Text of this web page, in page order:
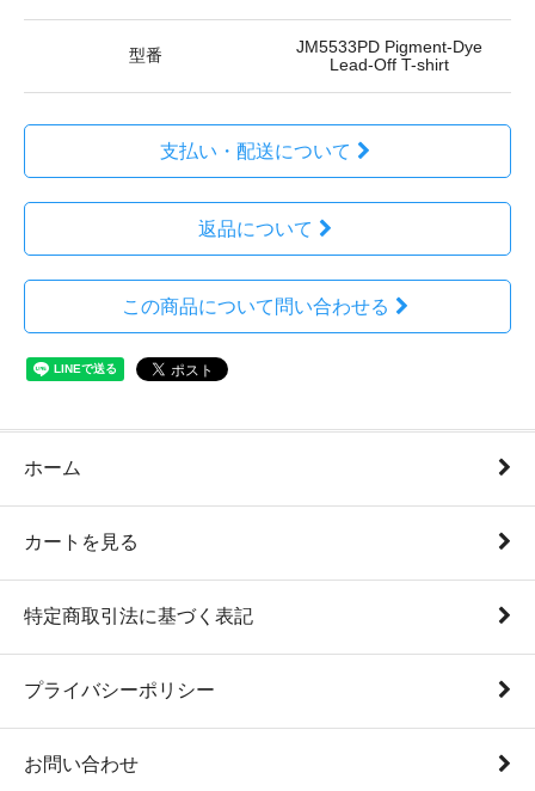
型番
JM5533PD Pigment-Dye
Lead-Off T-shirt
支払い・配送について
返品について
この商品について問い合わせる
ホーム
カートを見る
特定商取引法に基づく表記
プライバシーポリシー
お問い合わせ